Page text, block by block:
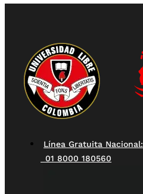
Línea Gratuita Nacional:
01 8000 180560